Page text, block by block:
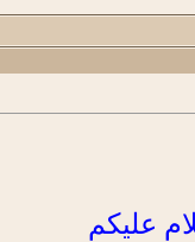
عليكم